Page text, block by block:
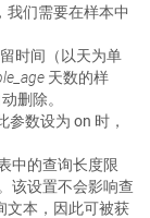
我们需要在样本中
时间（以天为单
天数的样
删除。
参数设为 on 时，
中的查询长度限
该设置不会影响查
文本，因此可被获